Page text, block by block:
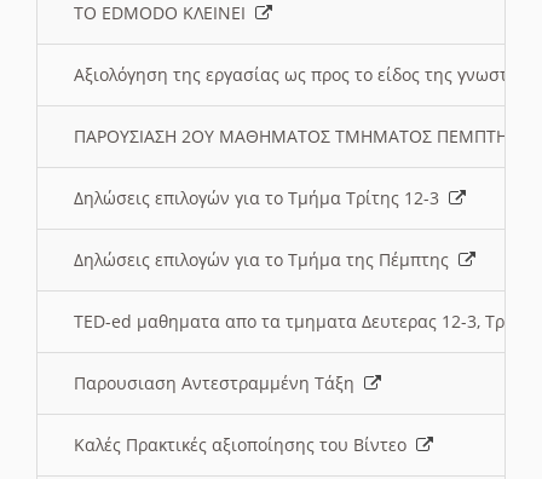
ΤΟ EDMODO ΚΛΕΙΝΕΙ
Αξιολόγηση της εργασίας ως προς το είδος της
ΠΑΡΟΥΣΙΑΣΗ 2ΟΥ ΜΑΘΗΜΑΤΟΣ ΤΜΗΜΑΤΟΣ
Δηλώσεις επιλογών για το Τμήμα Τρίτης 12-3
Δηλώσεις επιλογών για το Τμήμα της Πέμπτης
TED-ed μαθηματα απο τα τμηματα Δευτερας 12-3,
Παρουσιαση Αντεστραμμένη Τάξη
Καλές Πρακτικές αξιοποίησης του Βίντεο